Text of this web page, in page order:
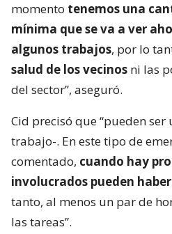
momento tenemos una
mínima que se va a ver
algunos trabajos, por lo
salud de los vecinos ni las
del sector”, aseguró.
Cid precisó que “pueden
trabajo-. En este tipo de
comentado, cuando hay
involucrados pueden
tanto, al menos un par de
las tareas”.